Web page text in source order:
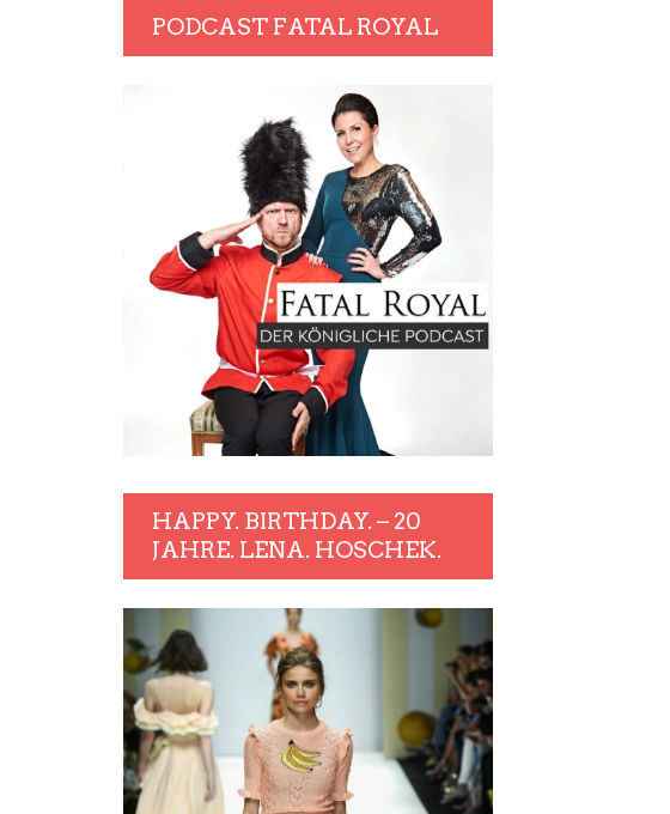
PODCAST FATAL ROYAL
HAPPY. BIRTHDAY. – 20
JAHRE. LENA. HOSCHEK.